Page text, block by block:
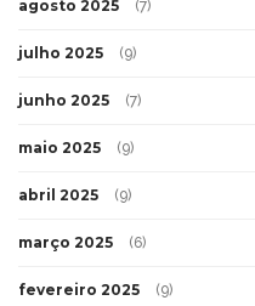
agosto 2025 (7)
julho 2025 (9)
junho 2025 (7)
maio 2025 (9)
abril 2025 (9)
março 2025 (6)
fevereiro 2025 (9)